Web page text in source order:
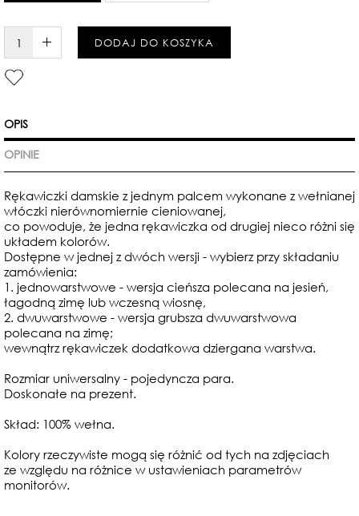
W KOSZYKU :)DODAJ DO KOSZYKA
OPIS
OPINIE
Rękawiczki damskie z jednym palcem wykonane z wełnianej
włóczki nierównomiernie cieniowanej,
co powoduje, że jedna rękawiczka od drugiej nieco różni się
układem kolorów.
Dostępne w jednej z dwóch wersji - wybierz przy składaniu
zamówienia:
1. jednowarstwowe - wersja cieńsza polecana na jesień,
łagodną zimę lub wczesną wiosnę,
2. dwuwarstwowe - wersja grubsza dwuwarstwowa
polecana na zimę;
wewnątrz rękawiczek dodatkowa dziergana warstwa.
Rozmiar uniwersalny - pojedyncza para.
Doskonałe na prezent.
Skład: 100% wełna.
Kolory rzeczywiste mogą się różnić od tych na zdjęciach
ze względu na różnice w ustawieniach parametrów
monitorów.